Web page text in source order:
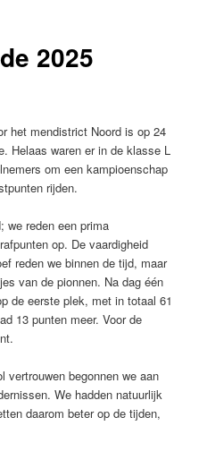
2025
het mendistrict Noord is op 24
Helaas waren er in de klasse L
om een kampioenschap
rijden.
we reden een prima
op. De vaardigheid
reden we binnen de tijd, maar
van de pionnen. Na dag één
de eerste plek, met in totaal 61
13 punten meer. Voor de
vertrouwen begonnen we aan
We hadden natuurlijk
daarom beter op de tijden,